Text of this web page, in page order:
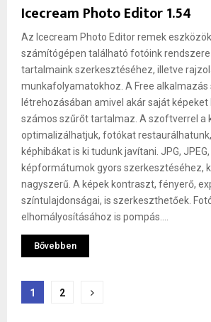
Icecream Photo Editor 1.54
Az Icecream Photo Editor remek
számítógépen található fotóink
tartalmaink szerkesztéséhez, illetve
munkafolyamatokhoz. A Free
létrehozásában amivel akár saját
számos szűrőt tartalmaz. A szoftverrel a
optimalizálhatjuk, fotókat
képhibákat is ki tudunk javítani. JPG, JPEG,
képformátumok gyors szerkesztéséhez,
nagyszerű. A képek kontraszt, fényerő,
színtulajdonságai, is szerkeszthetőek.
elhomályosításához is pompás....
Bővebben
Bejegyzések
1 2